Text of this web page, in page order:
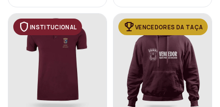
shield INSTITUCIONAL trophy VENCEDORES DA TAÇA